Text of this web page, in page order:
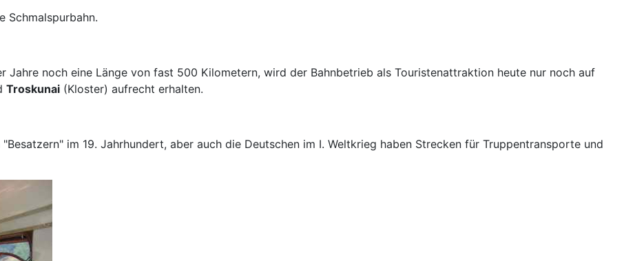
Schmalspurbahn.
Jahre noch eine Länge von fast 500 Kilometern, wird der Bahnbetrieb als Touristenattraktion heute nur noch auf
Troskunai (Kloster) aufrecht erhalten.
im 19. Jahrhundert, aber auch die Deutschen im I. Weltkrieg haben Strecken für Truppentransporte und